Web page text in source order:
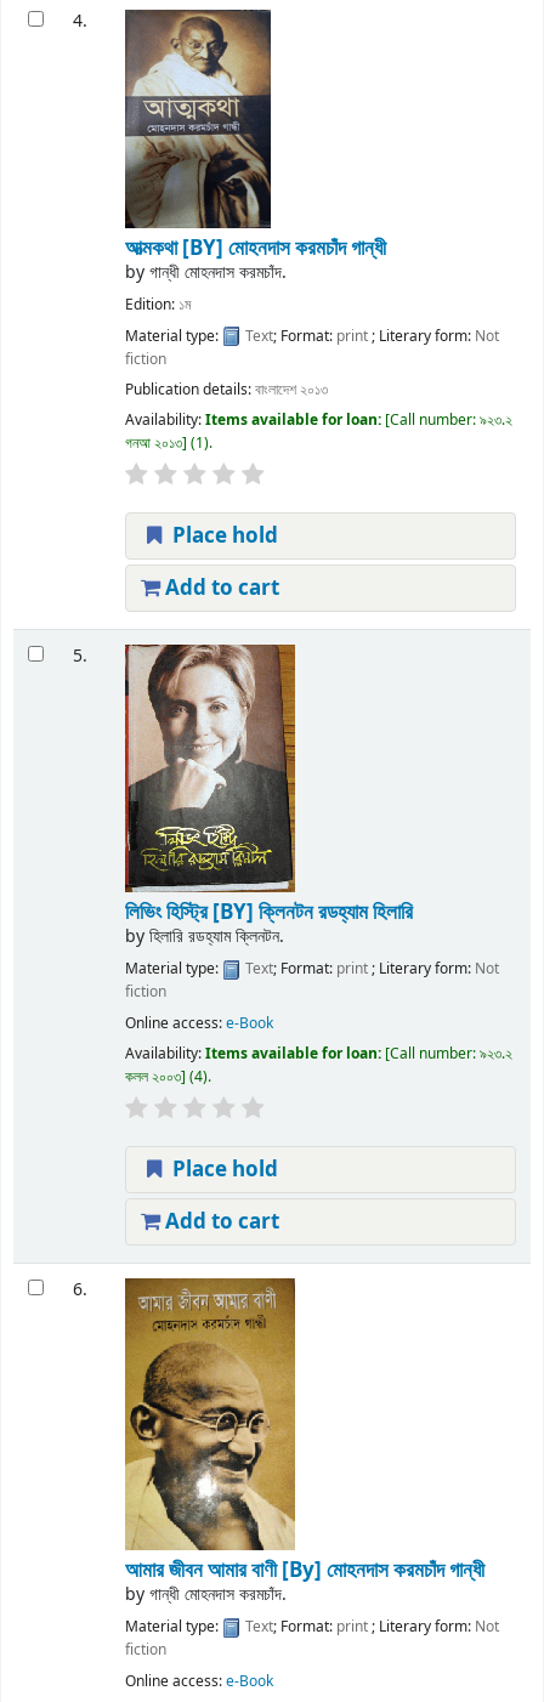
4.
আত্মকথা[BY] মোহনদাস করমচাঁদ গান্ধী
byগান্ধী মোহনদাস করমচাঁদ.
Edition: ১ম
Material type:
Text; Format: print; Literary form: Not
fiction
Publication details:বাংলাদেশ ২০১৩
Availability:Items available for loan: Call number:৯২৩.২
গনআ ২০১৩ (1).
Place hold
Add to cart
5.
লিভিং হিস্ট্রি[BY] ক্লিনটন রডহ্যাম হিলারি
byহিলারি রডহ্যাম ক্লিনটন.
Material type: Text; Format: print; Literary form: Not
fiction
Online access:e-Book
Availability:Items available for loan: Call number:৯২৩.২
কলল ২০০৩ (4).
Place hold
Add to cart
6.
আমার জীবন আমার বাণী[By] মোহনদাস করমচাঁদ গান্ধী
byগান্ধী মোহনদাস করমচাঁদ.
Material type: Text; Format: print; Literary form: Not
fiction
Online access:e-Book